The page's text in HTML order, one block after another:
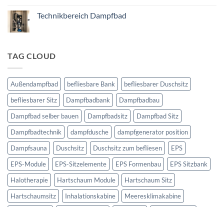
SOLEUM
Technikbereich Dampfbad
TAG CLOUD
Außendampfbad befliesbare Bank
befliesbarer Duschsitz
befliesbarer Sitz
Dampfbadbank
Dampfbadbau
Dampfbad selber bauen
Dampfbadsitz
Dampfbad Sitz
Dampfbadtechnik
dampfdusche
dampfgenerator position
Dampfsauna
Duschsitz Duschsitz zum befliesen
EPS
EPS-Module
EPS-Sitzelemente EPS Formenbau
EPS Sitzbank
Halotherapie
Hartschaum Module
Hartschaum Sitz
Hartschaumsitz
Inhalationskabine
Meeresklimakabine